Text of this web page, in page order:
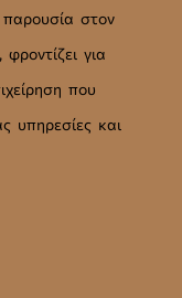
στον
για
που
υπηρεσίες και